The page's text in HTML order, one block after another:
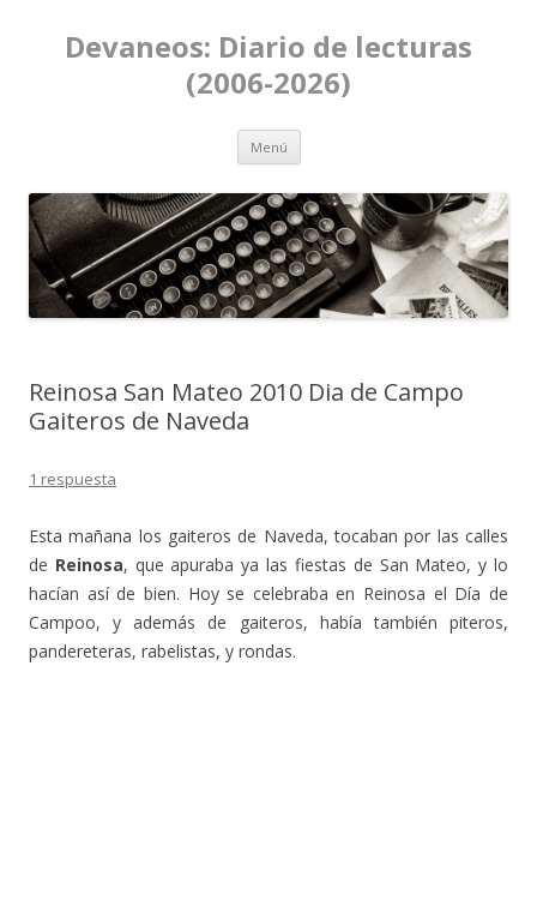
Devaneos: Diario de lecturas
(2006-2026)
Menú Ir al contenido
Reinosa San Mateo 2010 Dia de Campo
Gaiteros de Naveda
1 respuesta
Esta mañana los gaiteros de Naveda, tocaban por las calles
de Reinosa, que apuraba ya las fiestas de San Mateo, y lo
hacían así de bien. Hoy se celebraba en Reinosa el Día de
Campoo, y además de gaiteros, había también piteros,
pandereteras, rabelistas, y rondas.